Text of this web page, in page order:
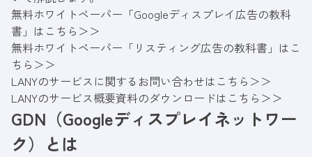
無料ホワイトペーパー「Googleディスプレイ広告の教科
書」はこちら＞＞
無料ホワイトペーパー「リスティング広告の教科書」はこ
ちら＞＞
LANYのサービスに関するお問い合わせはこちら＞＞
LANYのサービス概要資料のダウンロードはこちら＞＞
GDN（Googleディスプレイネットワー
ク）とは